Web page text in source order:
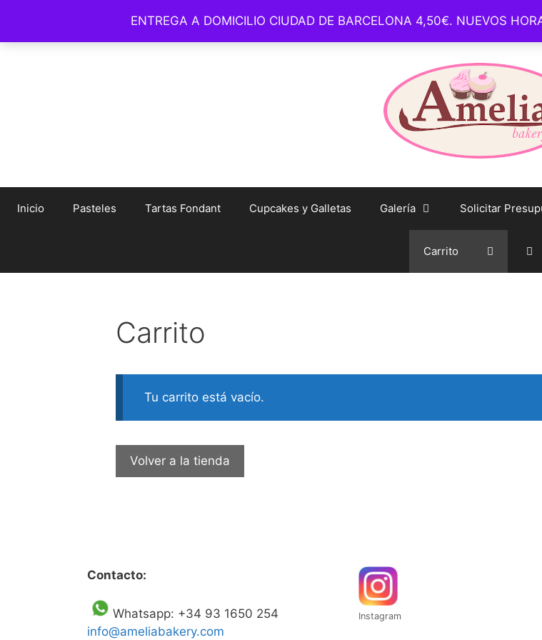
ENTREGA A DOMICILIO CIUDAD DE BARCELONA 4,50€. NUEVOS
contenido
© Amelia Bakery – Barcelona – whatsapp: +34 93 1650 254 –
Inicio Pasteles Tartas Fondant Cupcakes y Galletas Galería Solicitar
Carrito
Carrito
Tu carrito está vacío.
Volver a la tienda
Contacto:
Whatsapp: +34 93 1650 254
info@ameliabakery.com
Instagram